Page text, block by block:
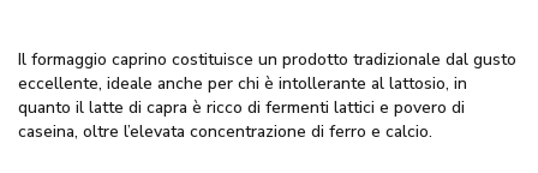
Il formaggio caprino costituisce un prodotto tradizionale dal gusto
eccellente, ideale anche per chi è intollerante al lattosio, in
quanto il latte di capra è ricco di fermenti lattici e povero di
caseina, oltre l’elevata concentrazione di ferro e calcio.